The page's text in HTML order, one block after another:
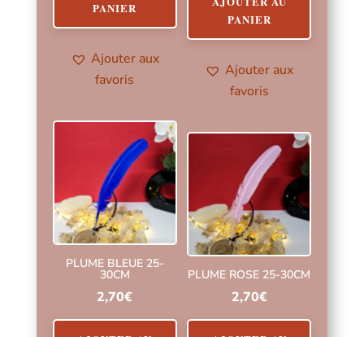
PANIER
Ajouter aux
favoris
PANIER
Ajouter aux
favoris
PLUME BLEUE 25-
30CM
2,70€
PLUME ROSE 25-30CM
2,70€